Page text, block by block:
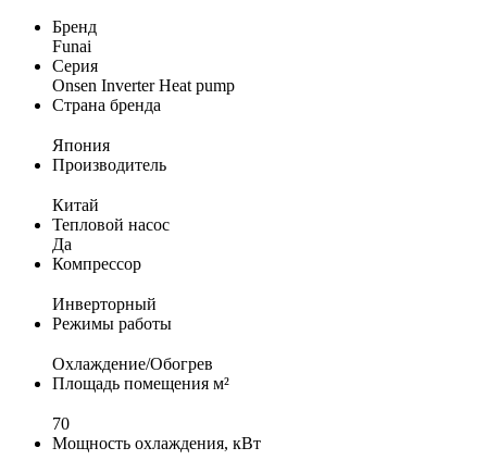
Бренд
Funai
Серия
Onsen Inverter Heat pump
Страна бренда
Япония
Производитель
Китай
Тепловой насос
Да
Компрессор
Инверторный
Режимы работы
Охлаждение/Обогрев
Площадь помещения м²
70
Мощность охлаждения, кВт